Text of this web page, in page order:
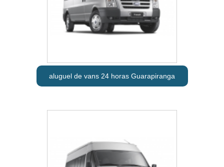
aluguel de vans 24 horas Guarapiranga